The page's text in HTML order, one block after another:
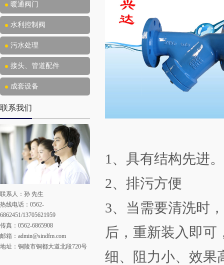
暖通阀门
水利控制阀
污水处理
接头、管道配件
成套设备
联系我们
联系人：孙 先生
热线电话：0562-
6862451/13705621959
传真：0562-6865908
邮箱： admin@sindfm.com
地址：铜陵市铜都大道北段720号
1、具有结构先进。
2、排污方便
3、当需要清洗时
后，重新装入即可
细、阻力小、效果